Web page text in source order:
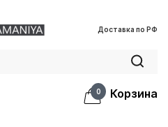
Доставка по РФ
0 Корзина